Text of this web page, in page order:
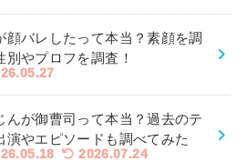
顔バレしたって本当？素顔を調
別やプロフを調査！
んが御曹司って本当？過去のテ
演やエピソードも調べてみた
2026.07.24